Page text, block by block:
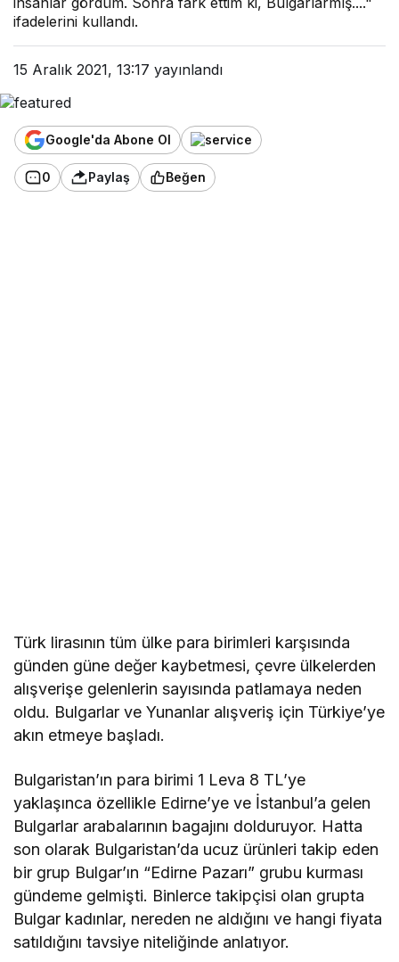
ifadelerini kullandı.
15 Aralık 2021, 13:17 yayınlandı
Google'da Abone Ol
0 Paylaş Beğen
Türk lirasının tüm ülke para birimleri karşısında
günden güne değer kaybetmesi, çevre ülkelerden
alışverişe gelenlerin sayısında patlamaya neden
oldu. Bulgarlar ve Yunanlar alışveriş için Türkiye’ye
akın etmeye başladı.
Bulgaristan’ın para birimi 1 Leva 8 TL’ye
yaklaşınca özellikle Edirne’ye ve İstanbul’a gelen
Bulgarlar arabalarının bagajını dolduruyor. Hatta
son olarak Bulgaristan’da ucuz ürünleri takip eden
bir grup Bulgar’ın “Edirne Pazarı” grubu kurması
gündeme gelmişti. Binlerce takipçisi olan grupta
Bulgar kadınlar, nereden ne aldığını ve hangi fiyata
satıldığını tavsiye niteliğinde anlatıyor.